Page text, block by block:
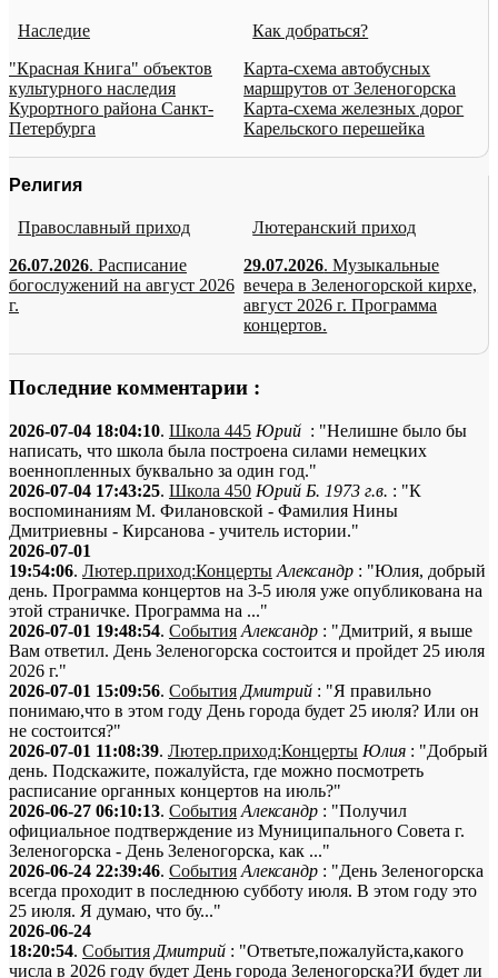
Наследие
"Красная Книга" объектов
культурного наследия
Курортного района Санкт-
Петербурга
Как добраться?
Карта-схема автобусных
маршрутов от Зеленогорска
Карта-схема железных дорог
Карельского перешейка
Религия
Православный приход
26.07.2026. Расписание
богослужений на август 2026
г.
Лютеранский приход
29.07.2026. Музыкальные
вечера в Зеленогорской кирхе,
август 2026 г. Программа
концертов.
Последние комментарии :
2026-07-04 18:04:10. Школа 445 Юрий : "Нелишне было бы
написать, что школа была построена силами немецких
военнопленных буквально за один год."
2026-07-04 17:43:25. Школа 450 Юрий Б. 1973 г.в. : "К
воспоминаниям М. Филановской - Фамилия Нины
Дмитриевны - Кирсанова - учитель истории."
2026-07-01
19:54:06. Лютер.приход:Концерты Александр : "Юлия, добрый
день. Программа концертов на 3-5 июля уже опубликована на
этой страничке. Программа на ..."
2026-07-01 19:48:54. События Александр : "Дмитрий, я выше
Вам ответил. День Зеленогорска состоится и пройдет 25 июля
2026 г."
2026-07-01 15:09:56. События Дмитрий : "Я правильно
понимаю,что в этом году День города будет 25 июля? Или он
не состоится?"
2026-07-01 11:08:39. Лютер.приход:Концерты Юлия : "Добрый
день. Подскажите, пожалуйста, где можно посмотреть
расписание органных концертов на июль?"
2026-06-27 06:10:13. События Александр : "Получил
официальное подтверждение из Муниципального Совета г.
Зеленогорска - День Зеленогорска, как ..."
2026-06-24 22:39:46. События Александр : "День Зеленогорска
всегда проходит в последнюю субботу июля. В этом году это
25 июля. Я думаю, что бу..."
2026-06-24
18:20:54. События Дмитрий : "Ответьте,пожалуйста,какого
числа в 2026 году будет День города Зеленогорска?И будет ли